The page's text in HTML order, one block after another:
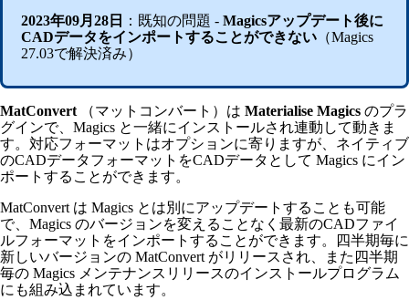
2023年09月28日 ：既知の問題 - Magicsアップデート後に
CADデータをインポートすることができない （Magics
27.03で解決済み）
MatConvert （マットコンバート）は Materialise Magics のプラ
グインで、Magics と一緒にインストールされ連動して動きま
す。対応フォーマットはオプションに寄りますが、ネイティブ
のCADデータフォーマットをCADデータとして Magics にイン
ポートすることができます。
MatConvert は Magics とは別にアップデートすることも可能
で、Magics のバージョンを変えることなく最新のCADファイ
ルフォーマットをインポートすることができます。四半期毎に
新しいバージョンの MatConvert がリリースされ、また四半期
毎の Magics メンテナンスリリースのインストールプログラム
にも組み込まれています。